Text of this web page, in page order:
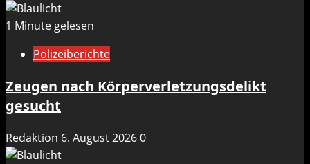
1 Minute gelesen
Polizeiberichte
Zeugen nach Körperverletzungsdelikt
gesucht
Redaktion 6. August 20260